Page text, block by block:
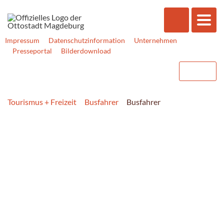
Impressum Datenschutzinformation
Unternehmen
Presseportal
Bilderdownload
Tourismus + Freizeit Busfahrer Busfahrer